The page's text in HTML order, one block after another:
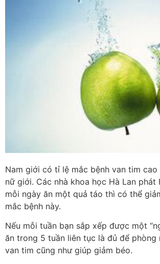
Nam giới có tỉ lệ mắc bệnh van tim
nữ giới. Các nhà khoa học Hà Lan phát
mỗi ngày ăn một quả táo thì có thể
mắc bệnh này.
Nếu mỗi tuần bạn sắp xếp được một
ăn trong 5 tuần liên tục là đủ để phòng
van tim cũng như giúp giảm béo.